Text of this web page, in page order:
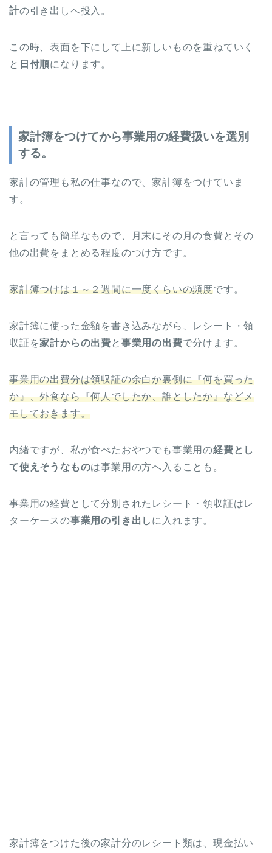
計の引き出しへ投入。
この時、表面を下にして上に新しいものを重ねていく
と 日付順になります。
家計簿をつけてから事業用の経費扱いを選別
する。
家計の管理も私の仕事なので、家計簿をつけていま
す。
と言っても簡単なもので、月末にその月の食費とその
他の出費をまとめる程度のつけ方です。
家計簿つけは１～２週間に一度くらいの頻度です。
家計簿に使った金額を書き込みながら、レシート・領
収証を家計からの出費 と 事業用の出費で分けます。
事業用の出費分は領収証の余白か裏側に『何を買った
か』、外食なら『何人でしたか、誰としたか』などメ
モしておきます。
内緒ですが、私が食べたおやつでも事業用の経費とし
て使えそうなものは事業用の方へ入ることも。
事業用の経費として分別されたレシート・領収証はレ
ターケースの事業用の引き出し に入れます。
家計簿をつけた後の家計分のレシート類は、現金払い